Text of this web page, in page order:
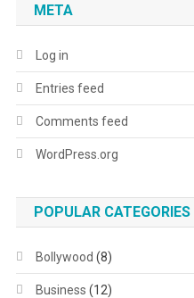
META
Log in
Entries feed
Comments feed
WordPress.org
POPULAR CATEGORIES
Bollywood (8)
Business (12)